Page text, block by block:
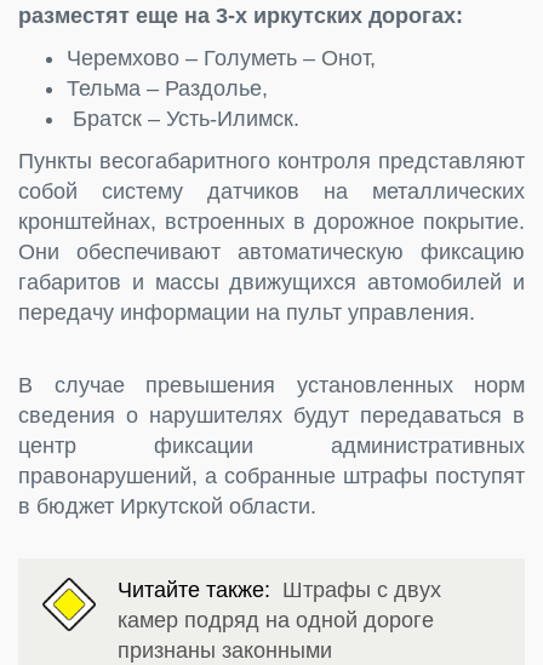
разместят еще на 3-х иркутских дорогах:
Черемхово – Голуметь – Онот,
Тельма – Раздолье,
Братск – Усть-Илимск.
Пункты весогабаритного контроля представляют
собой систему датчиков на металлических
кронштейнах, встроенных в дорожное покрытие.
Они обеспечивают автоматическую фиксацию
габаритов и массы движущихся автомобилей и
передачу информации на пульт управления.
В случае превышения установленных норм
сведения о нарушителях будут передаваться в
центр фиксации административных
правонарушений, а собранные штрафы поступят
в бюджет Иркутской области.
Читайте также: Штрафы с двух
камер подряд на одной дороге
признаны законными